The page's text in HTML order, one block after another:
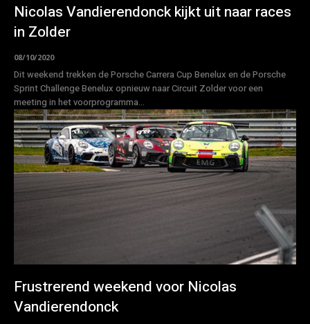
Nicolas Vandierendonck kijkt uit naar races
in Zolder
08/10/2020
Dit weekend trekken de Porsche Carrera Cup Benelux en de Porsche
Sprint Challenge Benelux opnieuw naar Circuit Zolder voor een
meeting in het voorprogramma...
Frustrerend weekend voor Nicolas
Vandierendonck